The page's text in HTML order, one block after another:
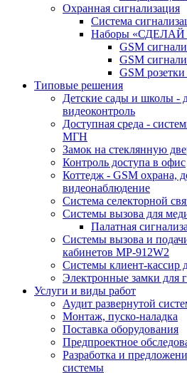
Охранная сигнализация
Система
Наборы
GSM
GSM
GSM
Типовые решения
Детские сады и школы
видеоконтроль
Доступная среда -
МГН
Замок на стеклянную
Контроль доступа в офис
Коттедж - GSM охрана,
видеонаблюдение
Система селекторной
Системы вызова для
Палатная
Системы вызова и
кабинетов MP-912W2
Системы клиент-кассир
Электронные замки для
Услуги и виды работ
Аудит развернутой
Монтаж, пуско-наладка
Поставка оборудования
Предпроектное
Разработка и
системы